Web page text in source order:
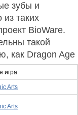
зубы и
таких
BioWare.
такой
как Dragon Age
игра
Arts
Arts